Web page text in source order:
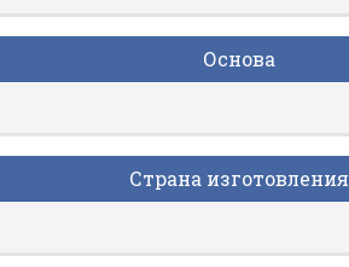
Основа
Страна изготовления